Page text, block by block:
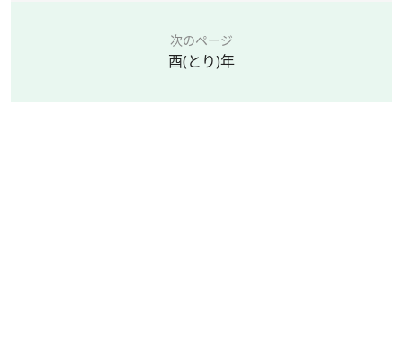
次のページ
酉(とり)年